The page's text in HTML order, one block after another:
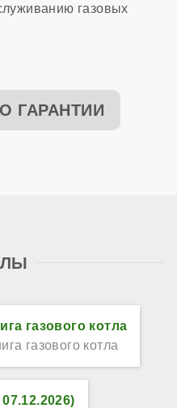
газовых
ГАРАНТИИ
газового котла
газового котла